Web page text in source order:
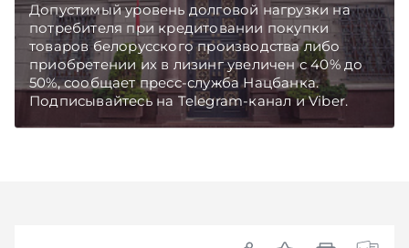
Допустимый уровень долговой нагрузки на
потребителя при кредитовании покупки
товаров белорусского производства либо
приобретении их в лизинг увеличен с 40% до
50%, сообщает пресс-служба Нацбанка.
Подписывайтесь на Telegram‑канал и Viber.
Главное об экономике Беларуси — раньше,